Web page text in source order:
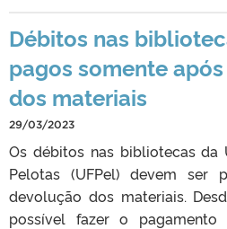
Débitos nas
pagos somente
dos materiais
29/03/2023
Os débitos nas bibliotecas da
Pelotas (UFPel) devem ser
devolução dos materiais.
possível fazer o